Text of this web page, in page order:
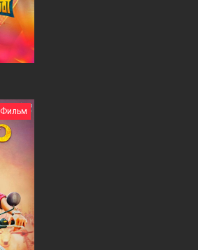
Фильм